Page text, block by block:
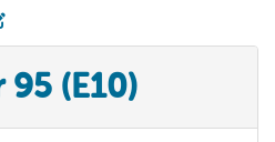
95 (E10)